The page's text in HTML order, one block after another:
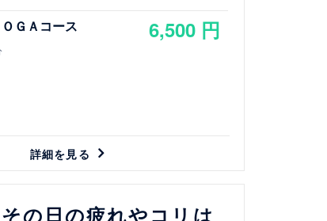
御茶ノ水駅（JR中央線・JR総武線）
御茶ノ水橋口から徒歩１０分
ＧＡコース 6,500 円
詳細を見る
その日の疲れやコリは